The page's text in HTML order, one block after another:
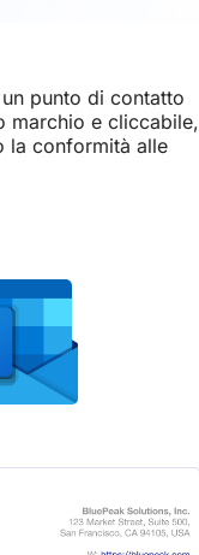
punto di contatto
marchio e cliccabile,
la conformità alle